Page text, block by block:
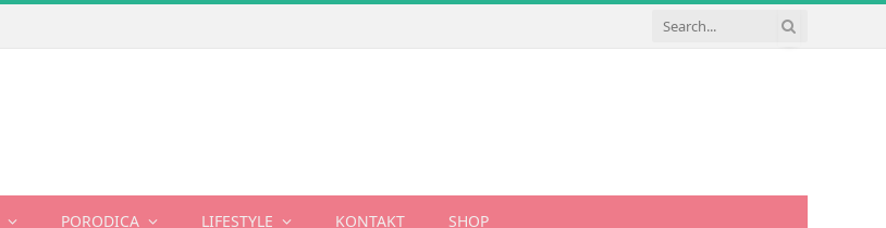
PORODICA LIFESTYLE KONTAKT SHOP